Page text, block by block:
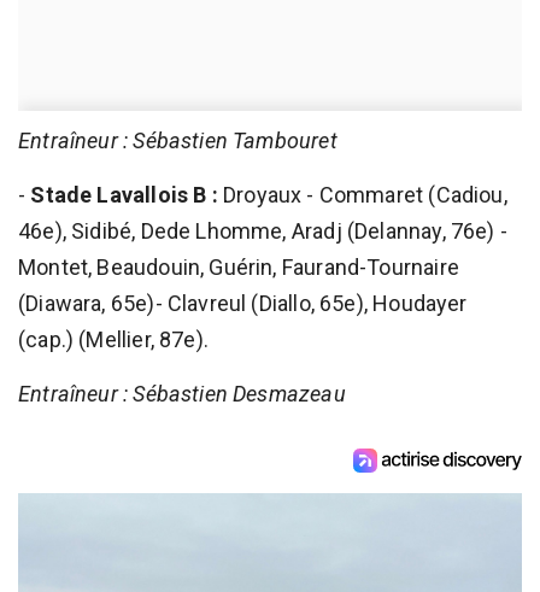
Entraîneur : Sébastien Tambouret
- Stade Lavallois B : Droyaux - Commaret (Cadiou,
46e), Sidibé, Dede Lhomme, Aradj (Delannay, 76e) -
Montet, Beaudouin, Guérin, Faurand-Tournaire
(Diawara, 65e)- Clavreul (Diallo, 65e), Houdayer
(cap.) (Mellier, 87e).
Entraîneur : Sébastien Desmazeau